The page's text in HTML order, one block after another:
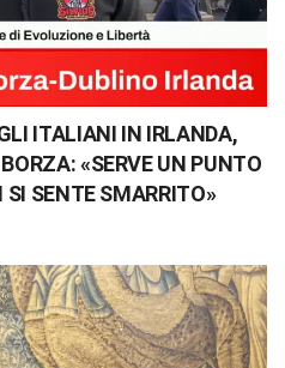
ITALIANI IN IRLANDA,
«SERVE UN PUNTO
SI SENTE SMARRITO»